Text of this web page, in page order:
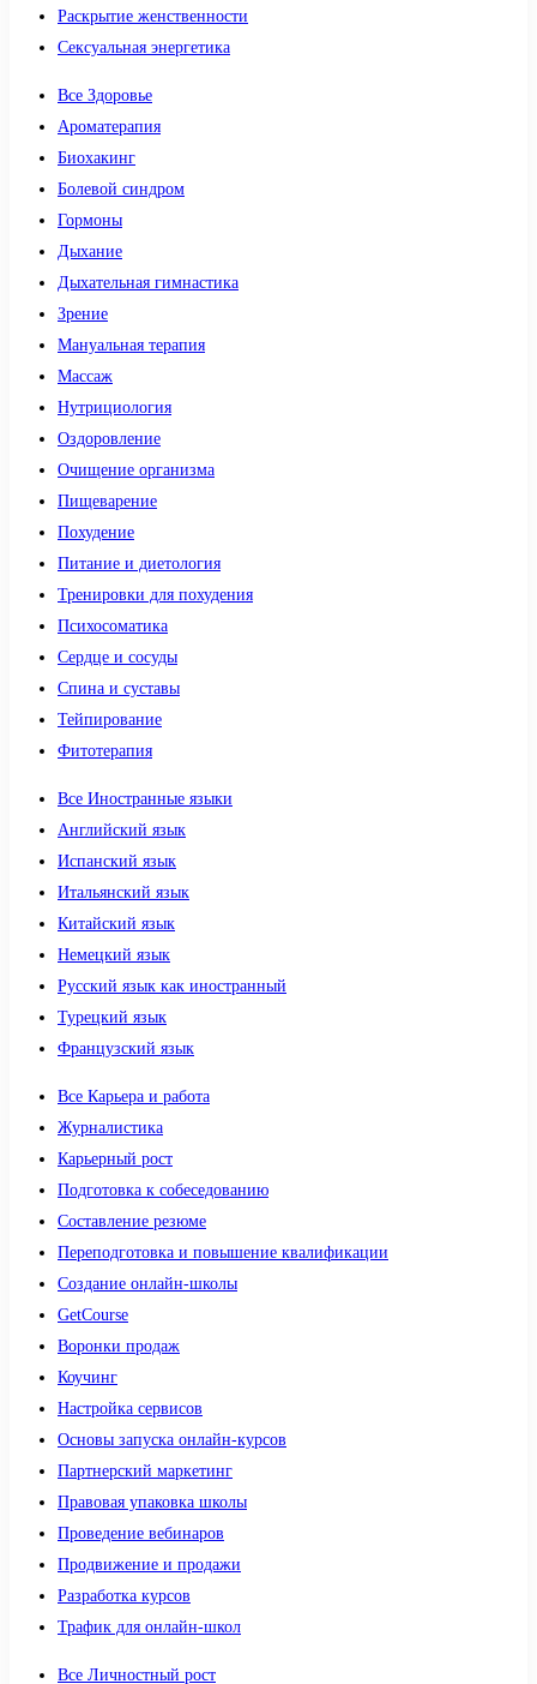
Раскрытие женственности
Сексуальная энергетика
Все Здоровье
Ароматерапия
Биохакинг
Болевой синдром
Гормоны
Дыхание
Дыхательная гимнастика
Зрение
Мануальная терапия
Массаж
Нутрициология
Оздоровление
Очищение организма
Пищеварение
Похудение
Питание и диетология
Тренировки для похудения
Психосоматика
Сердце и сосуды
Спина и суставы
Тейпирование
Фитотерапия
Все Иностранные языки
Английский язык
Испанский язык
Итальянский язык
Китайский язык
Немецкий язык
Русский язык как иностранный
Турецкий язык
Французский язык
Все Карьера и работа
Журналистика
Карьерный рост
Подготовка к собеседованию
Составление резюме
Переподготовка и повышение квалификации
Создание онлайн-школы
GetCourse
Воронки продаж
Коучинг
Настройка сервисов
Основы запуска онлайн-курсов
Партнерский маркетинг
Правовая упаковка школы
Проведение вебинаров
Продвижение и продажи
Разработка курсов
Трафик для онлайн-школ
Все Личностный рост